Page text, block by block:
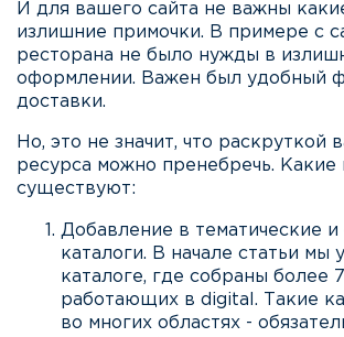
И для вашего сайта не важны
излишние примочки. В примере с
ресторана не было нужды в
оформлении. Важен был удобный
доставки.
Но, это не значит, что раскруткой
ресурса можно пренебречь. Какие
существуют:
Добавление в тематические и
каталоги. В начале статьи мы
каталоге, где собраны более
работающих в digital. Такие
во многих областях -